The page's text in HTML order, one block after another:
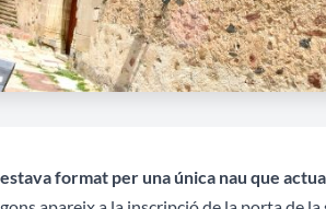
format per una única nau que